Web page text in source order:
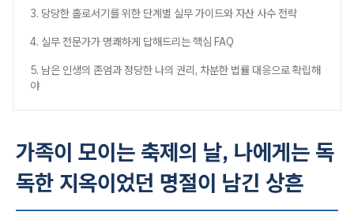
3. 당당한 홀로서기를 위한 단계별 실무 가이드와 자산 사수 전략
4. 실무 전문가가 명쾌하게 답해드리는 핵심 FAQ
5. 남은 인생의 존엄과 정당한 나의 권리, 차분한 법률 대응으로 확립해
야
가족이 모이는 축제의 날, 나에게는 독
독한 지옥이었던 명절이 남긴 상흔